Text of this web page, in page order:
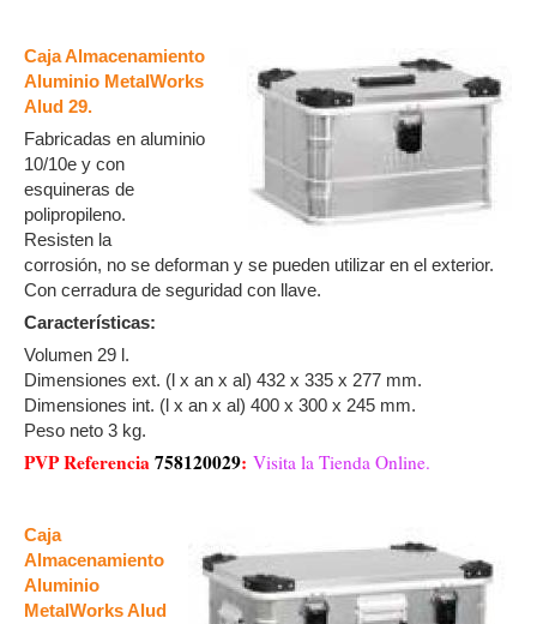
Caja Almacenamiento
Aluminio MetalWorks
Alud 29.
Fabricadas en aluminio
10/10e y con
esquineras de
polipropileno.
Resisten la
corrosión, no se deforman y se pueden utilizar en el exterior.
Con cerradura de seguridad con llave.
Características:
Volumen 29 l.
Dimensiones ext. (l x an x al) 432 x 335 x 277 mm.
Dimensiones int. (l x an x al) 400 x 300 x 245 mm.
Peso neto 3 kg.
PVP Referencia758120029: Visita la Tienda Online.
Caja
Almacenamiento
Aluminio
MetalWorks Alud